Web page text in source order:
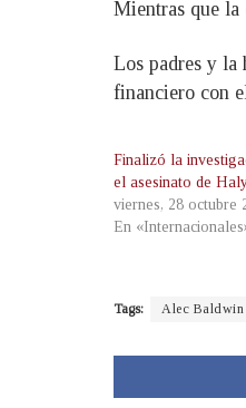
Mientras que la
Los padres y la
financiero con
Finalizó la
el asesinato de
viernes, 28 octubre
En
Tags: Alec Baldwin